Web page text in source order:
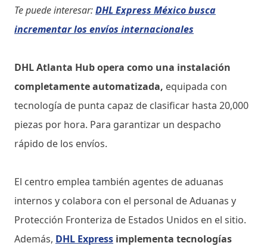
Te puede interesar:DHL Express México busca
incrementar los envíos internacionales
DHL Atlanta Hub opera como una instalación
completamente automatizada, equipada con
tecnología de punta capaz de clasificar hasta 20,000
piezas por hora. Para garantizar un despacho
rápido de los envíos.
El centro emplea también agentes de aduanas
internos y colabora con el personal de Aduanas y
Protección Fronteriza de Estados Unidos en el sitio.
Además, DHL Express implementa tecnologías